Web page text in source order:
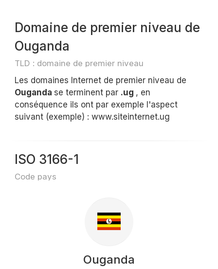
Domaine de premier niveau de
Ouganda
TLD : domaine de premier niveau
Les domaines Internet de premier niveau de
Ouganda se terminent par .ug , en
conséquence ils ont par exemple l'aspect
suivant (exemple) : www.siteinternet.ug
ISO 3166-1
Code pays
Ouganda